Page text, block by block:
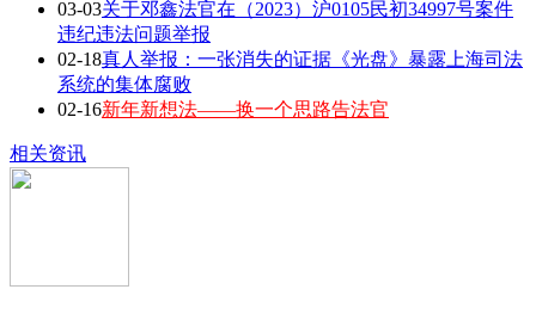
03-03关于邓鑫法官在（2023）沪0105民初34997号案件
违纪违法问题举报
02-18真人举报：一张消失的证据《光盘》暴露上海司法
系统的集体腐败
02-16新年新想法——换一个思路告法官
相关资讯